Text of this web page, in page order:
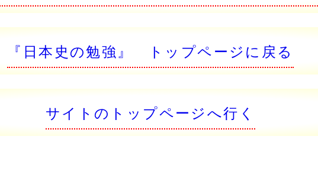
『日本史の勉強』 トップページに戻る
サイトのトップページへ行く